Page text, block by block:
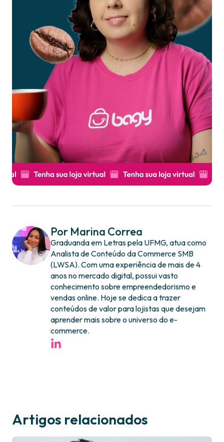
Por Marina Correa
Graduanda em Letras pela UFMG, atua como
Analista de Conteúdo da Commerce SMB
(LWSA). Com uma experiência de mais de 4
anos no mercado digital, possui vasto
conhecimento sobre empreendedorismo e
vendas online. Hoje se dedica a trazer
conteúdos de valor para lojistas que desejam
aprender mais sobre o universo do e-
commerce.
Artigos relacionados